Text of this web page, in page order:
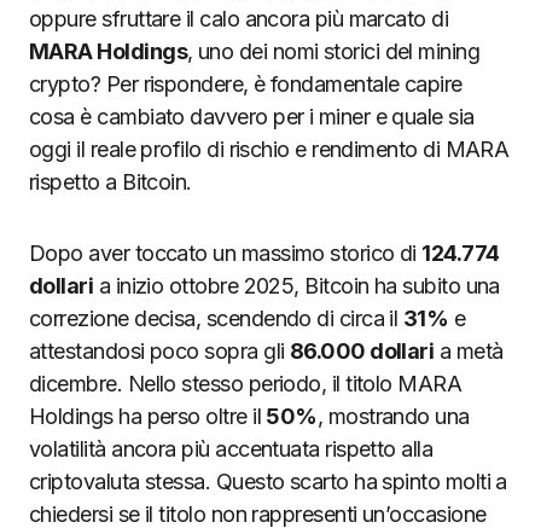
oppure sfruttare il calo ancora più marcato di
MARA Holdings, uno dei nomi storici del mining
crypto? Per rispondere, è fondamentale capire
cosa è cambiato davvero per i miner e quale sia
oggi il reale profilo di rischio e rendimento di MARA
rispetto a Bitcoin.
Dopo aver toccato un massimo storico di 124.774
dollari a inizio ottobre 2025, Bitcoin ha subito una
correzione decisa, scendendo di circa il 31% e
attestandosi poco sopra gli 86.000 dollari a metà
dicembre. Nello stesso periodo, il titolo MARA
Holdings ha perso oltre il 50%, mostrando una
volatilità ancora più accentuata rispetto alla
criptovaluta stessa. Questo scarto ha spinto molti a
chiedersi se il titolo non rappresenti un’occasione